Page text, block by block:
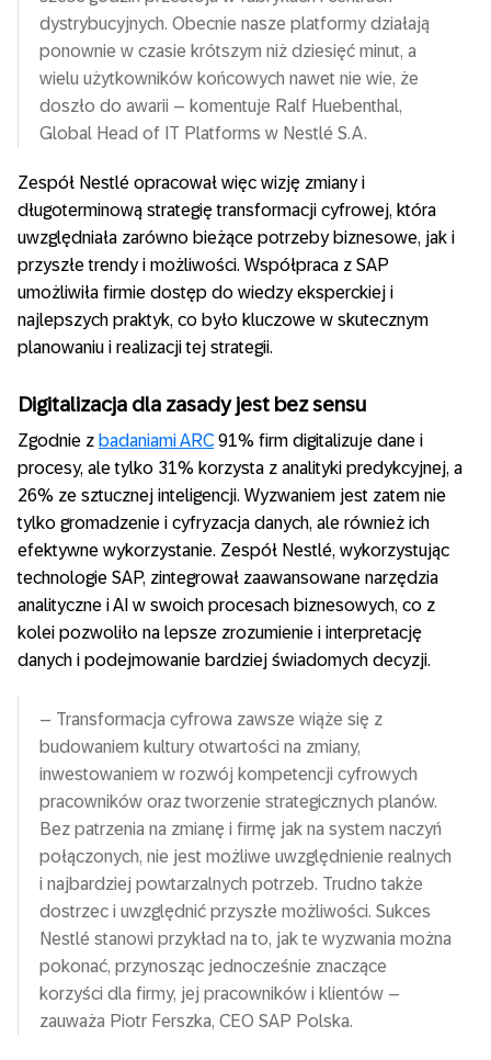
dystrybucyjnych. Obecnie nasze platformy działają
ponownie w czasie krótszym niż dziesięć minut, a
wielu użytkowników końcowych nawet nie wie, że
doszło do awarii – komentuje Ralf Huebenthal,
Global Head of IT Platforms w Nestlé S.A.
Zespół Nestlé opracował więc wizję zmiany i
długoterminową strategię transformacji cyfrowej, która
uwzględniała zarówno bieżące potrzeby biznesowe, jak i
przyszłe trendy i możliwości. Współpraca z SAP
umożliwiła firmie dostęp do wiedzy eksperckiej i
najlepszych praktyk, co było kluczowe w skutecznym
planowaniu i realizacji tej strategii.
Digitalizacja dla zasady jest bez sensu
Zgodnie z badaniami ARC 91% firm digitalizuje dane i
procesy, ale tylko 31% korzysta z analityki predykcyjnej, a
26% ze sztucznej inteligencji. Wyzwaniem jest zatem nie
tylko gromadzenie i cyfryzacja danych, ale również ich
efektywne wykorzystanie. Zespół Nestlé, wykorzystując
technologie SAP, zintegrował zaawansowane narzędzia
analityczne i AI w swoich procesach biznesowych, co z
kolei pozwoliło na lepsze zrozumienie i interpretację
danych i podejmowanie bardziej świadomych decyzji.
– Transformacja cyfrowa zawsze wiąże się z
budowaniem kultury otwartości na zmiany,
inwestowaniem w rozwój kompetencji cyfrowych
pracowników oraz tworzenie strategicznych planów.
Bez patrzenia na zmianę i firmę jak na system naczyń
połączonych, nie jest możliwe uwzględnienie realnych
i najbardziej powtarzalnych potrzeb. Trudno także
dostrzec i uwzględnić przyszłe możliwości. Sukces
Nestlé stanowi przykład na to, jak te wyzwania można
pokonać, przynosząc jednocześnie znaczące
korzyści dla firmy, jej pracowników i klientów –
zauważa Piotr Ferszka, CEO SAP Polska.